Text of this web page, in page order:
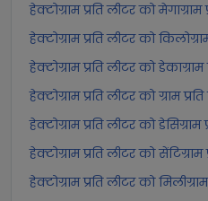
हेक्टोग्राम प्रति लीटर को
हेक्टोग्राम प्रति लीटर को
हेक्टोग्राम प्रति लीटर को
हेक्टोग्राम प्रति लीटर को ग्राम
हेक्टोग्राम प्रति लीटर को
हेक्टोग्राम प्रति लीटर को
हेक्टोग्राम प्रति लीटर को